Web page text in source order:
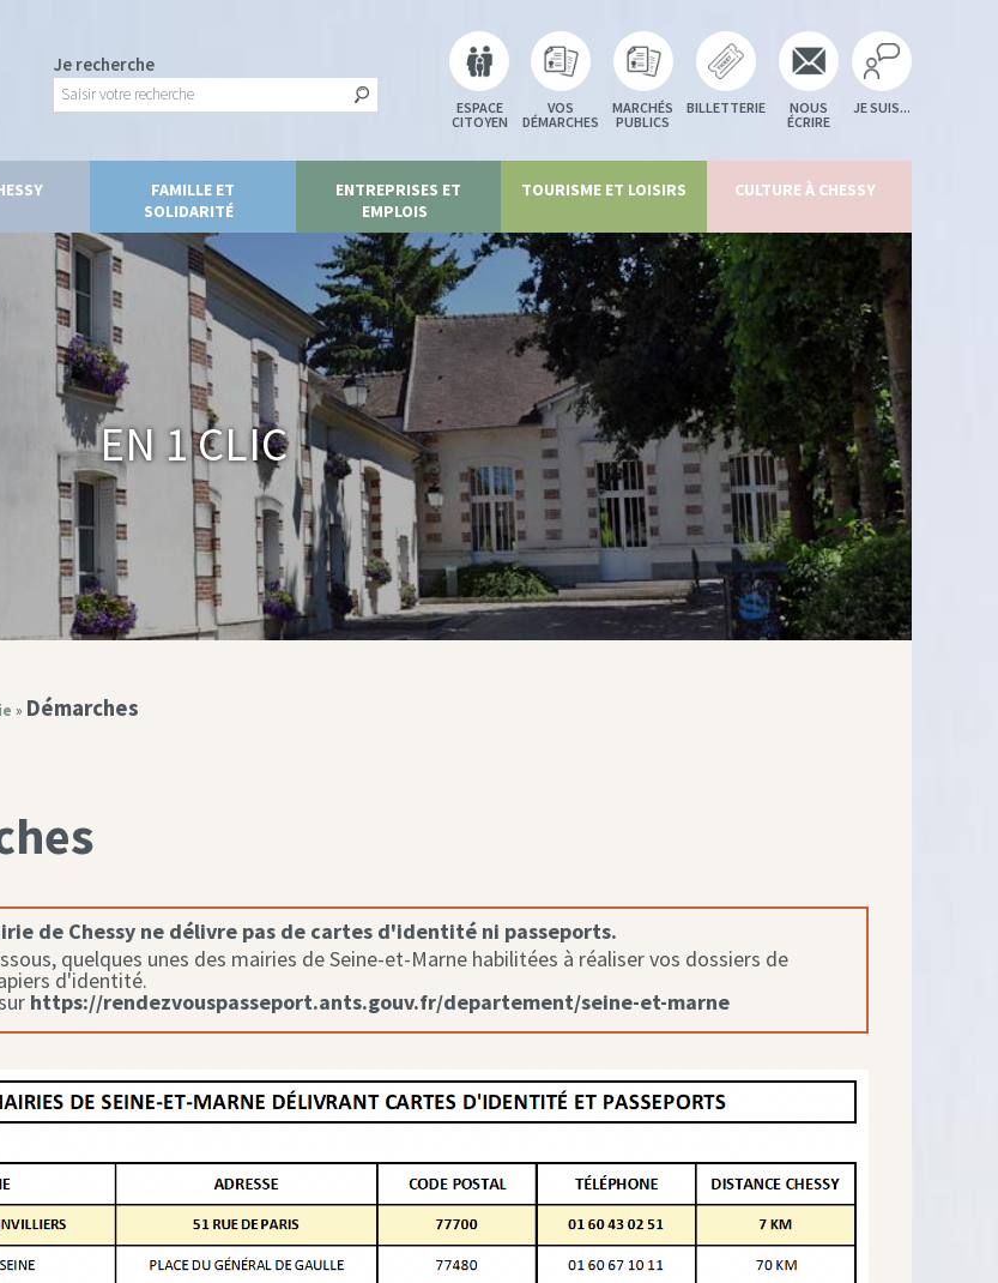
Je recherche
ESPACE
CITOYEN
VOS
DÉMARCHES
MARCHÉS
PUBLICS
BILLETTERIE
NOUS
ÉCRIRE
JE SUIS...
FAMILLE ET
SOLIDARITÉ
ENTREPRISES ET
EMPLOIS
TOURISME ET LOISIRS CULTURE À CHESSY
En 1 clic
» Démarches
de Chessy ne délivre pas de cartes d'identité ni passeports.
quelques unes des mairies de Seine-et-Marne habilitées à réaliser vos dossiers de
d'identité.
https://rendezvouspasseport.ants.gouv.fr/departement/seine-et-marne